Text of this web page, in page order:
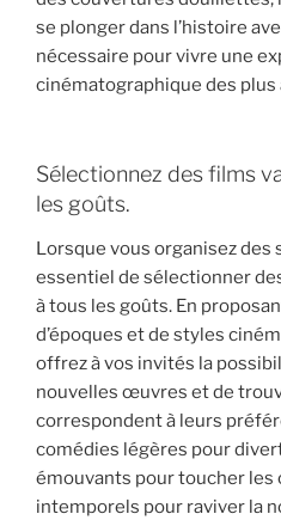
se plonger dans l’histoire
nécessaire pour vivre une
cinématographique des plus
Sélectionnez des films
les goûts.
Lorsque vous organisez des
essentiel de sélectionner
à tous les goûts. En
d’époques et de styles
offrez à vos invités la
nouvelles œuvres et de
correspondent à leurs
comédies légères pour
émouvants pour toucher
intemporels pour raviver la